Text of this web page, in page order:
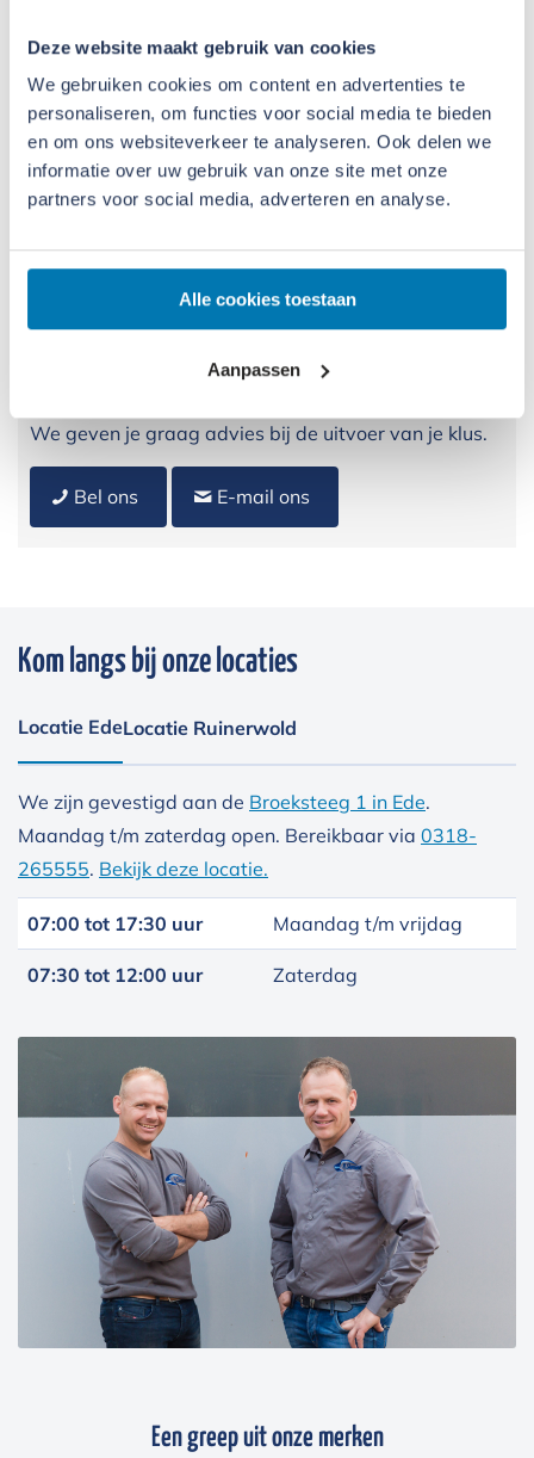
Deze website maakt gebruik van cookies
We gebruiken cookies om content en advertenties te
personaliseren, om functies voor social media te bieden
en om ons websiteverkeer te analyseren. Ook delen we
informatie over uw gebruik van onze site met onze
partners voor social media, adverteren en analyse.
Alle cookies toestaan
Aanpassen
We geven je graag advies bij de uitvoer van je klus.
Bel ons E-mail ons
Kom langs bij onze locaties
Locatie EdeLocatie Ruinerwold
We zijn gevestigd aan de Broeksteeg 1 in Ede.
Maandag t/m zaterdag open. Bereikbaar via 0318-
265555. Bekijk deze locatie.
07:00 tot 17:30 uur Maandag t/m vrijdag
07:30 tot 12:00 uur Zaterdag
Een greep uit onze merken